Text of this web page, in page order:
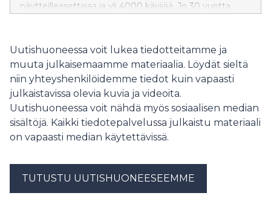
näytteilleasettajaa ja yli 4000 kävijää. Jo 30 vuotta
ja yhteistyöverkostojen rakentajana.
Uutishuoneessa voit lukea tiedotteitamme ja
muuta julkaisemaamme materiaalia. Löydät sieltä
niin yhteyshenkilöidemme tiedot kuin vapaasti
julkaistavissa olevia kuvia ja videoita.
Uutishuoneessa voit nähdä myös sosiaalisen median
sisältöjä. Kaikki tiedotepalvelussa julkaistu materiaali
on vapaasti median käytettävissä.
TUTUSTU UUTISHUONEESEEMME